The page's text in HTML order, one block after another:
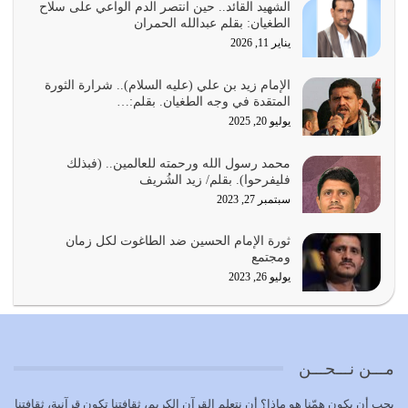
أمة عاجزة عن النهوض…
يوليو 23, 2026
بحبل الله جميعاً وليس كل…
يوليو 22, 2026
يشاء ويذل من يشاء
يوليو 21, 2026
كل زمان…
يوليو 19, 2026
الوظيفة عبارة عن مسؤولية يجب النهوض بها كما ينبغي لكي
الشهيد القائد.. حين انتصر الدم الواعي على سلاح
الطغيان: بقلم عبدالله الحمران
يناير 11, 2026
الإمام زيد بن علي (عليه السلام).. شرارة الثورة
المتقدة في وجه الطغيان. بقلم:…
يوليو 20, 2025
محمد رسول الله ورحمته للعالمين.. (فبذلك
فليفرحوا). بقلم/ زيد الشُريف
سبتمبر 27, 2023
ثورة الإمام الحسين ضد الطاغوت لكل زمان
ومجتمع
يوليو 26, 2023
مـــن نـــحـــن
يجب أن يكون همّنا هو ماذا؟ أن نتعلم القرآن الكريم، ثقافتنا تكون قرآنية، ثقافتنا